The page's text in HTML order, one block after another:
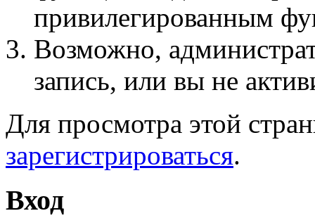
привилегированным
Возможно,
запись, или вы не
Для просмотра этой
зарегистрироваться.
Вход